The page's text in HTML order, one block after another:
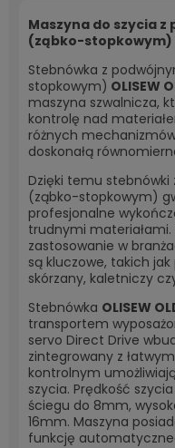
Maszyna do szycia
(ząbko-stopkowym)
Stebnówka z
stopkowym) OLISEW
maszyna szwalnicza,
kontrolę nad
różnych
doskonałą
Dzięki temu
(ząbko-stopkowym)
profesjonalne
trudnymi materiałami.
zastosowanie w
są kluczowe, takich jak
skórzany, kaletniczy
Stebnówka OLISEW
transportem
servo Direct Drive
zintegrowany z
kontrolnym
szycia. Prędkość
ściegu do 8mm,
16mm. Maszyna
funkcję